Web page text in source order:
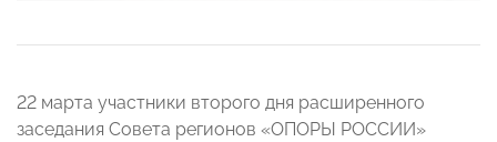
22 марта участники второго дня расширенного
заседания Совета регионов «ОПОРЫ РОССИИ»